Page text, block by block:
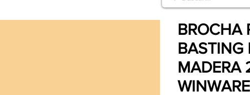
BROCHA
BASTING
MADERA